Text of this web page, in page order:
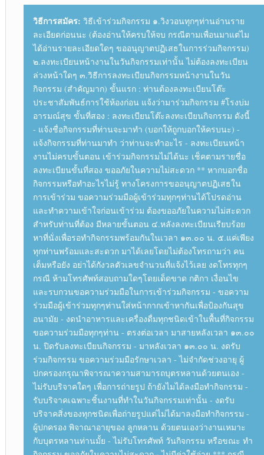
วิธีการสมัคร: วิธีเข้าร่วมกิจกรรม ๑.วิงวอนทุกๆท่านอ่านราย
ละเอียดก่อนนะ (ต้องอ่านให้ครบให้จบ กรณีตามเพื่อนมาแต่ไม
ได้อ่านรายละเอียดใดๆ ขออนุญาตปฏิเสธในการร่วมกิจกรรม)
๒.ลงทะเบียนหน้างานในวันกิจกรรมเท่านั้น ไม่ต้องลงทะเบียน
ล่วงหน้าใดๆ ๓.วิธีการลงทะเบียนกิจกรรมหน้างานในวัน
กิจกรรม (สำคัญมาก) ขั้นแรก : ท่านต้องลงทะเบียนโต๊ะ
ประชาสัมพันธ์การใช้ห้องก่อน แจ้งว่ามาร่วมกิจกรรม #โรงบ่ม
อารมณ์สุข ขั้นที่สอง : ลงทะเบียนโต๊ะลงทะเบียนกิจกรรม ดังนี้
- แจ้งชื่อกิจกรรมที่ท่านจะมาทำ (บอกให้ถูกบอกให้ครบนะ) -
แจ้งกิจกรรมที่ท่านมาทำ ว่าท่านจะทำอะไร - ลงทะเบียนหน้า
งานไม่ครบขั้นตอน เข้าร่วมกิจกรรมไม่ได้นะ เช็คตามรายชื่อ
ลงทะเบียนขั้นที่สอง ขออภัยในความไม่สะดวก ** หากบอกชื่อ
กิจกรรมหรือทำอะไรไม่รู้ ทางโครงการขออนุญาตปฏิเสธใน
การเข้าร่วม ขอความร่วมมือผู้เข้าร่วมทุกๆท่านได้โปรดอ่าน
และทำความเข้าใจก่อนเข้าร่วม ต้องขออภัยในความไม่สะดวก
สำหรับท่านที่ต้อง มีหลายขั้นตอน ๔.หลังลงทะเบียนเรียบร้อย
หาที่นั่งเพื่อรอทำกิจกรรมพร้อมกันในเวลา ๑๓.๐๐ น. ๕.แค่เพียง
ทุกท่านพร้อมและสะดวก มาได้เลยโดยไม่ต้องโทรถามว่า คน
เต็มหรือยัง อย่าได้กังวลตัวเลขจำนวนที่แจ้งไว้เลย งดโทรทุกๆ
กรณี ห้ามโทรศัพท์สอบถามใดๆโดยเด็ดขาด กติกา เงื่อนไข
และรบกวนขอความร่วมมือในการเข้าร่วมกิจกรรม - ขอความ
ร่วมมือผู้เข้าร่วมทุกๆท่านใส่หน้ากากเข้าหากันเพื่อป้องกันสุข
อนามัย - งดนำอาหารและเครื่องดื่มทุกชนิดเข้าในพื้นที่กิจกรรม
ขอความร่วมมือทุกๆท่าน - ตรงต่อเวลา มาสายหลังเวลา ๑๓.๐๐
น. ปิดรับลงทะเบียนกิจกรรม - มาหลังเวลา ๑๓.๐๐ น. งดรับ
ร่วมกิจกรรม ขอความร่วมมือรักษาเวลา - ไม่จำกัดช่วงอายุ ผู้
ปกครองกรุณาพิจารณาความสามารถบุตรหลานด้วยตนเอง -
ไม่รับบริจาคใดๆ เพื่อการถ่ายรูป ถ้ายังไมได้ลงมือทำกิจกรรม -
รับบริจาคเฉพาะชิ้นงานที่ทำในวันกิจกรรมเท่านั้น - งดรับ
บริจาคสิ่งของทุกชนิดเพื่อถ่ายรูปแต่ไม่ได้มาลงมือทำกิจกรรม -
ผู้ปกครอง พิจาณาอายุของ ลูกหลาน ด้วยตนเองว่างานเหมาะ
กับบุตรหลานท่านมั้ย - ไม่รับโทรศัพท์ วันกิจกรรม หรือขณะ ทำ